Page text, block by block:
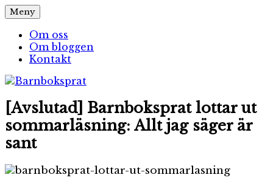
Hoppa
till
innehåll
Barnboksprat
– en blogg om barnböcker
Meny
Om oss
Om bloggen
Kontakt
[Avslutad] Barnboksprat lottar ut
sommarläsning: Allt jag säger är
sant